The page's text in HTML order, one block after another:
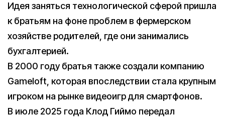
Идея заняться технологической сферой пришла
к братьям на фоне проблем в фермерском
хозяйстве родителей, где они занимались
бухгалтерией.
В 2000 году братья также создали компанию
Gameloft, которая впоследствии стала крупным
игроком на рынке видеоигр для смартфонов.
В июле 2025 года Клод Гиймо передал